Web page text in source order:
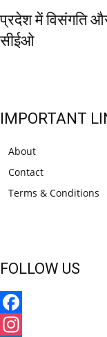
प्रदेश में विसंगति
सीईओ
IMPORTANT
About
Contact
Terms & Conditions
FOLLOW US
Facebook